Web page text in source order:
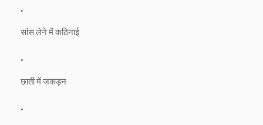
सांस लेने में कठिनाई
छाती में जकड़न